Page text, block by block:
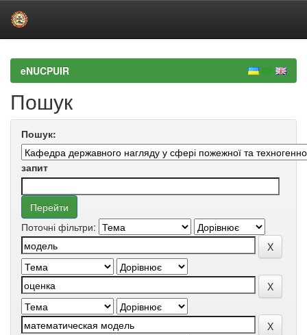
navigationeNUCPUIR
Пошук
Пошук:
запит
Поточні фільтри: